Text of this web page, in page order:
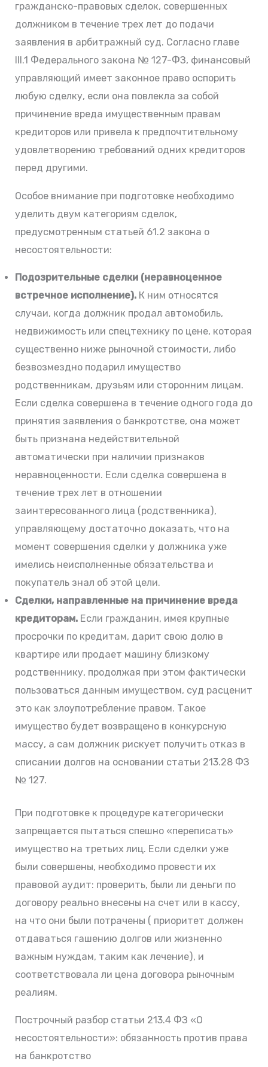
гражданско-правовых сделок, совершенных
должником в течение трех лет до подачи
заявления в арбитражный суд. Согласно главе
III.1 Федерального закона № 127-ФЗ, финансовый
управляющий имеет законное право оспорить
любую сделку, если она повлекла за собой
причинение вреда имущественным правам
кредиторов или привела к предпочтительному
удовлетворению требований одних кредиторов
перед другими.
Особое внимание при подготовке необходимо
уделить двум категориям сделок,
предусмотренным статьей 61.2 закона о
несостоятельности:
Подозрительные сделки (неравноценное
встречное исполнение). К ним относятся
случаи, когда должник продал автомобиль,
недвижимость или спецтехнику по цене, которая
существенно ниже рыночной стоимости, либо
безвозмездно подарил имущество
родственникам, друзьям или сторонним лицам.
Если сделка совершена в течение одного года до
принятия заявления о банкротстве, она может
быть признана недействительной
автоматически при наличии признаков
неравноценности. Если сделка совершена в
течение трех лет в отношении
заинтересованного лица (родственника),
управляющему достаточно доказать, что на
момент совершения сделки у должника уже
имелись неисполненные обязательства и
покупатель знал об этой цели.
Сделки, направленные на причинение вреда
кредиторам. Если гражданин, имея крупные
просрочки по кредитам, дарит свою долю в
квартире или продает машину близкому
родственнику, продолжая при этом фактически
пользоваться данным имуществом, суд расценит
это как злоупотребление правом. Такое
имущество будет возвращено в конкурсную
массу, а сам должник рискует получить отказ в
списании долгов на основании статьи 213.28 ФЗ
№ 127.
При подготовке к процедуре категорически
запрещается пытаться спешно «переписать»
имущество на третьих лиц. Если сделки уже
были совершены, необходимо провести их
правовой аудит: проверить, были ли деньги по
договору реально внесены на счет или в кассу,
на что они были потрачены ( приоритет должен
отдаваться гашению долгов или жизненно
важным нуждам, таким как лечение), и
соответствовала ли цена договора рыночным
реалиям.
Построчный разбор статьи 213.4 ФЗ «О
несостоятельности»: обязанность против права
на банкротство